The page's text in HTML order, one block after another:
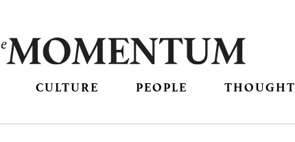
CULTURE PEOPLE THOUGHT